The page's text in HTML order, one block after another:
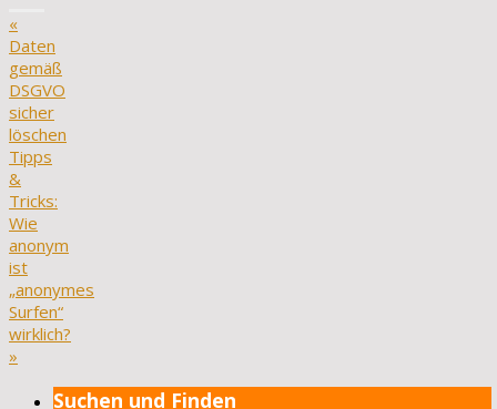
«
Daten
gemäß
DSGVO
sicher
löschen
Tipps
&
Tricks:
Wie
anonym
ist
„anonymes
Surfen“
wirklich?
»
Suchen und Finden